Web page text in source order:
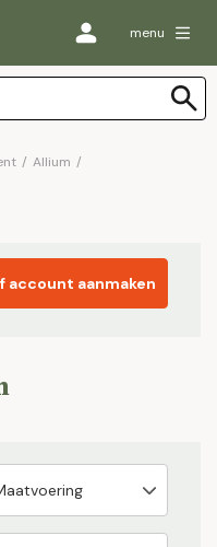
menu
/ Allium /
account aanmaken